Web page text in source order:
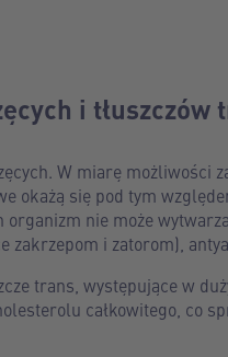
i tłuszczów
W miarę możliwości
okażą się pod tym
nie może
zakrzepom i zatorom),
trans, występujące w
całkowitego, co